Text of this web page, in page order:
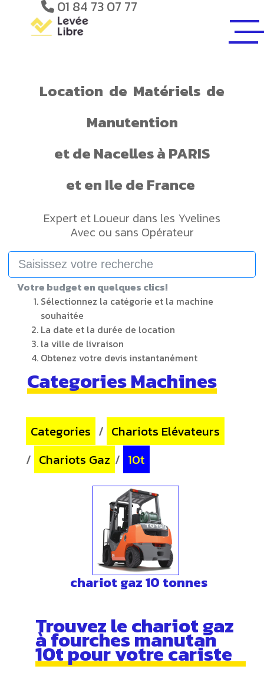
01 84 73 07 77
Location de Matériels de
Manutention
et deNacellesà PARIS
et en Ile de France
Expert et Loueur dans les Yvelines
Avec ou sans Opérateur
Votre budget en quelques clics!
Sélectionnez la catégorie et la machine
souhaitée
La date et la durée de location
la ville de livraison
Obtenez votre devis instantanément
Categories Machines
Categories / Chariots Elévateurs
/ Chariots Gaz / 10t
chariot gaz 10 tonnes
Trouvez le chariot gaz
à fourches manutan
10t pour votre cariste